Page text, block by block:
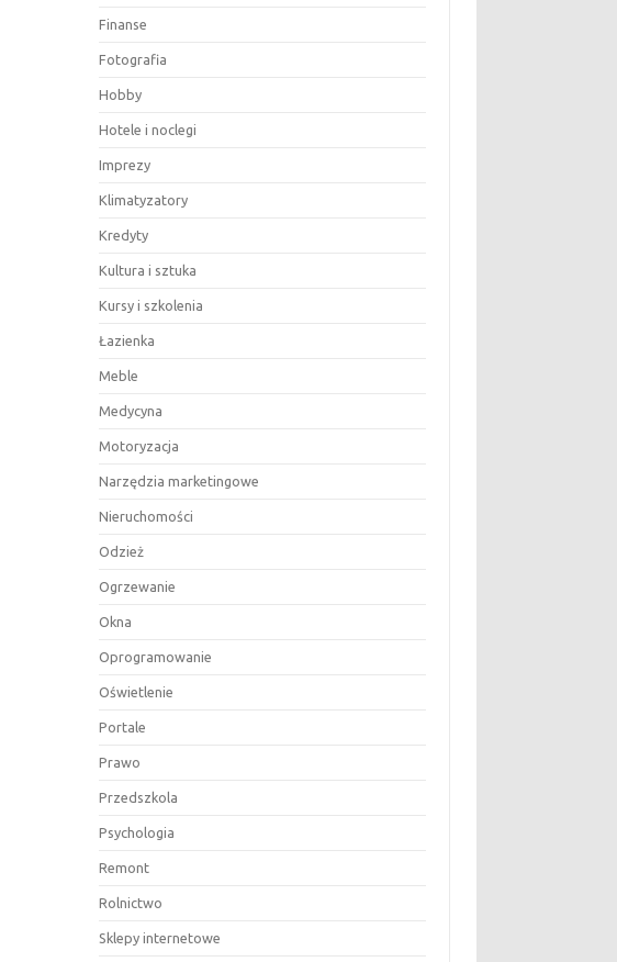
Finanse
Fotografia
Hobby
Hotele i noclegi
Imprezy
Klimatyzatory
Kredyty
Kultura i sztuka
Kursy i szkolenia
Łazienka
Meble
Medycyna
Motoryzacja
Narzędzia marketingowe
Nieruchomości
Odzież
Ogrzewanie
Okna
Oprogramowanie
Oświetlenie
Portale
Prawo
Przedszkola
Psychologia
Remont
Rolnictwo
Sklepy internetowe